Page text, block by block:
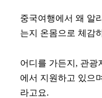
중국여행에서 왜 알
는지 온몸으로 체감
어디를 가든지, 관광
에서 지원하고 있으
라고요.